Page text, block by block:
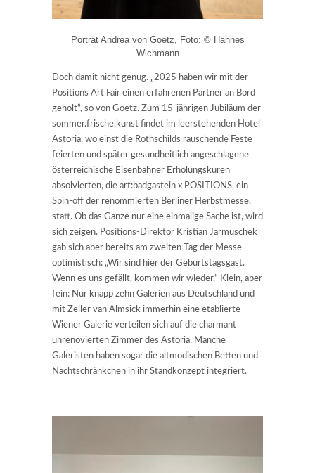
Porträt Andrea von Goetz, Foto: © Hannes
Wichmann
Doch damit nicht genug. „2025 haben wir mit der
Positions Art Fair einen erfahrenen Partner an Bord
geholt“, so von Goetz. Zum 15-jährigen Jubiläum der
sommer.frische.kunst findet im leerstehenden Hotel
Astoria, wo einst die Rothschilds rauschende Feste
feierten und später gesundheitlich angeschlagene
österreichische Eisenbahner Erholungskuren
absolvierten, die art:badgastein x POSITIONS, ein
Spin-off der renommierten Berliner Herbstmesse,
statt. Ob das Ganze nur eine einmalige Sache ist, wird
sich zeigen. Positions-Direktor Kristian Jarmuschek
gab sich aber bereits am zweiten Tag der Messe
optimistisch: „Wir sind hier der Geburtstagsgast.
Wenn es uns gefällt, kommen wir wieder.“ Klein, aber
fein: Nur knapp zehn Galerien aus Deutschland und
mit Zeller van Almsick immerhin eine etablierte
Wiener Galerie verteilen sich auf die charmant
unrenovierten Zimmer des Astoria. Manche
Galeristen haben sogar die altmodischen Betten und
Nachtschränkchen in ihr Standkonzept integriert.